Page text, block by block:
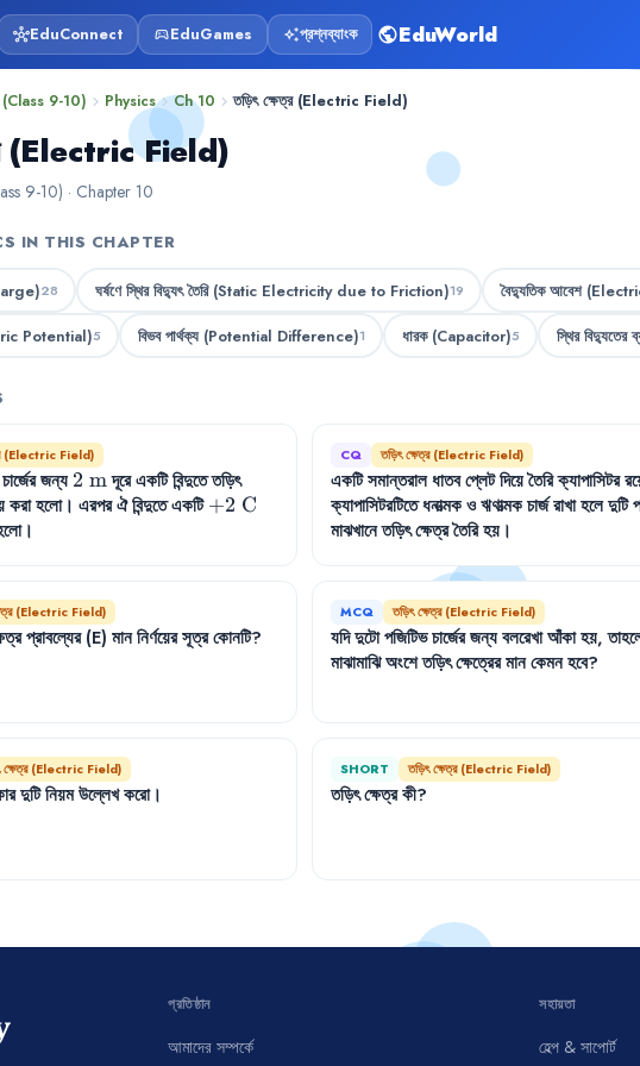
hubEduConnect sports_esportsEduGames auto_awesomeপ্রশ্নব্যাংক publicEduWorld
9-10) chevron_right Physicschevron_rightCh 10 chevron_rightতড়িৎ ক্ষেত্র (Electric Field)
(Electric Field)
9-10) · Chapter 10
IN THIS CHAPTER
28 ঘর্ষণে স্থির বিদ্যুৎ তৈরি (Static Electricity due to Friction)19 বৈদ্যুতিক আবেশ
Potential)5 বিভব পার্থক্য (Potential Difference)1 ধারক (Capacitor)5 স্থির
(Electric Field)
চার্জের জন্য 2\text{
m}
2 mদূরে একটি বিন্দুতে তড়িৎ
করা হলো। এরপর ঐ বিন্দুতে একটি+2\text{
+2 C
CQ তড়িৎ ক্ষেত্র (Electric Field)
একটিসমান্তরালধাতবপ্লেটদিয়ে তৈরিক্যাপাসিটর
ক্যাপাসিটরটিতেধনাত্মকওঋণাত্মকচার্জরাখাহলেদুটি
মাঝখানেতড়িৎক্ষেত্রতৈরিহয় ।
(Electric Field)
প্রাবল্যের (E) মাননির্ণয়েরসূত্রকোনটি?
MCQ তড়িৎ ক্ষেত্র (Electric Field)
যদিদুটোপজিটিভচার্জেরজন্য বলরেখাআঁকাহয়,
মাঝামাঝিঅংশেতড়িৎক্ষেত্রেরমানকেমনহবে?
ক্ষেত্র (Electric Field)
দুটিনিয়মউল্লেখকরো।
SHORT তড়িৎ ক্ষেত্র (Electric Field)
তড়িৎক্ষেত্রকী?
প্রতিষ্ঠান
আমাদের সম্পর্কে
সহায়তা
হেল্প & সাপোর্ট